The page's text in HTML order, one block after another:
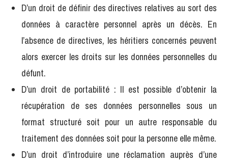
D’un droit de définir des directives relatives au sort des
données à caractère personnel après un décès. En
l’absence de directives, les héritiers concernés peuvent
alors exercer les droits sur les données personnelles du
défunt.
D’un droit de portabilité : Il est possible d’obtenir la
récupération de ses données personnelles sous un
format structuré soit pour un autre responsable du
traitement des données soit pour la personne elle même.
D’un droit d’introduire une réclamation auprès d’une